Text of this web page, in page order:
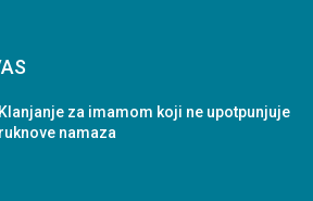
Klanjanje za imamom koji ne upotpunjuje
ruknove namaza